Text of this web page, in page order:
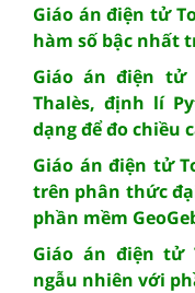
Giáo án điện tử
hàm số bậc nhất
Giáo án điện tử
Thalès, định lí
dạng để đo chiều
Giáo án điện tử
trên phân thức
phần mềm
Giáo án điện tử
ngẫu nhiên với